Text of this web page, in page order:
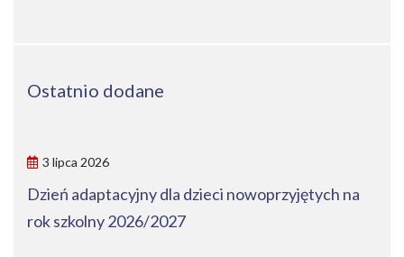
Ostatnio dodane
3 lipca 2026
Dzień adaptacyjny dla dzieci nowoprzyjętych na
rok szkolny 2026/2027